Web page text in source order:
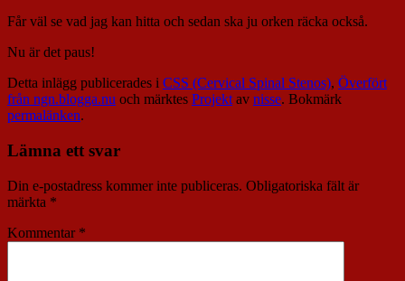
Får väl se vad jag kan hitta och sedan ska ju orken räcka också.
Nu är det paus!
Detta inlägg publicerades i CSS (Cervical Spinal Stenos), Överfört
från ngn.blogga.nu och märktes Projektav nisse. Bokmärk
permalänken.
Lämna ett svar
Din e-postadress kommer inte publiceras. Obligatoriska fält är
märkta *
Kommentar *